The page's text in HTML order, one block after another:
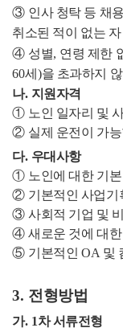
③ 인사 청탁 등 채
취소된 적이 없는 자
④ 성별, 연령 제한
60세 )을 초과하지
나. 지원자격
① 노인 일자리 및
② 실제 운전이 가
다. 우대사항
① 노인에 대한 기
② 기본적인 사업기
③ 사회적 기업 및
④ 새로운 것에 대
⑤ 기본적인 OA 및
3. 전형방법
가. 1차 서류전형